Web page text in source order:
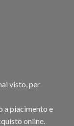
visto, per
a piacimento e
online.